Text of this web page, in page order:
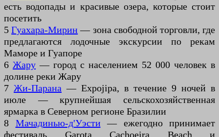
есть водопады и красивые озера, которые стоит
посетить
5Гуахара-Мирин — зона свободной торговли, где
предлагаются лодочные экскурсии по рекам
Маморе и Гуапоре
6 Жару — город с населением 52 000 человек в
долине реки Жару
7 Жи-Парана — Expojipa, в течение 9 ночей в
июле — крупнейшая сельскохозяйственная
ярмарка в Северном регионе Бразилии
8 Мачадинью-д'Уэсти — ежегодно принимает
фестиваль Garota Cachoeira Beach и